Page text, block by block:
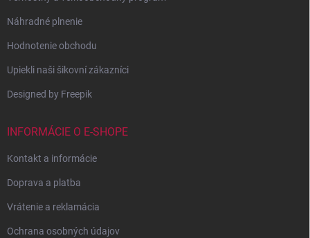
Náhradné plnenie
Hodnotenie obchodu
Upiekli naši šikovní zákazníci
Designed by Freepik
INFORMÁCIE O E-SHOPE
Kontakt a informácie
Doprava a platba
Vrátenie a reklamácia
Ochrana osobných údajov